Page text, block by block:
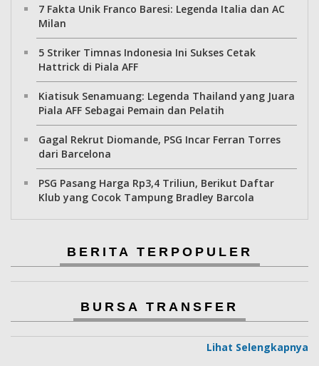
7 Fakta Unik Franco Baresi: Legenda Italia dan AC
Milan
5 Striker Timnas Indonesia Ini Sukses Cetak
Hattrick di Piala AFF
Kiatisuk Senamuang: Legenda Thailand yang Juara
Piala AFF Sebagai Pemain dan Pelatih
Gagal Rekrut Diomande, PSG Incar Ferran Torres
dari Barcelona
PSG Pasang Harga Rp3,4 Triliun, Berikut Daftar
Klub yang Cocok Tampung Bradley Barcola
BERITA TERPOPULER
BURSA TRANSFER
Lihat Selengkapnya